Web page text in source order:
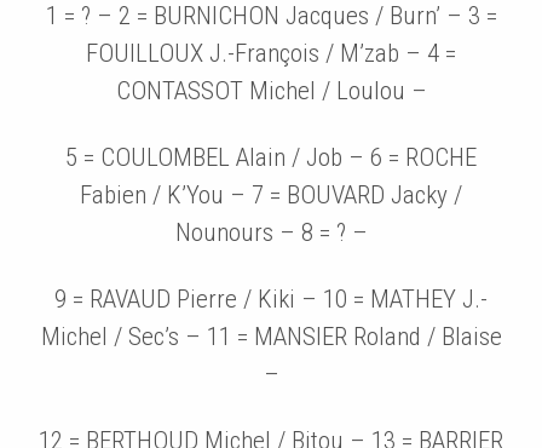
1 = ? – 2 = BURNICHON Jacques / Burn’ – 3 =
FOUILLOUX J.-François / M’zab – 4 =
CONTASSOT Michel / Loulou –
5 = COULOMBEL Alain / Job – 6 = ROCHE
Fabien / K’You – 7 = BOUVARD Jacky /
Nounours – 8 = ? –
9 = RAVAUD Pierre / Kiki – 10 = MATHEY J.-
Michel / Sec’s – 11 = MANSIER Roland / Blaise
–
12 = BERTHOUD Michel / Bitou – 13 = BARRIER